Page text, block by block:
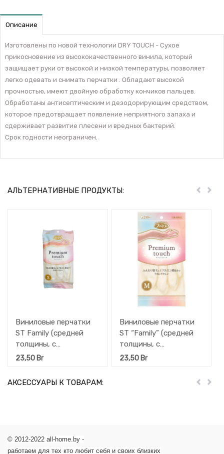
Описание
Изготовлены по новой технологии DRY TOUCH - Сухое
прикосновение из высококачественного винила, который
защищает руки от высокой и низкой температуры, позволяет
легко одевать и снимать перчатки . Обладают высокой
прочностью, имеют двойную обработку кончиков пальцев.
Обработаны антисептическим и дезодорирующим средством,
которое предотвращает появление неприятного запаха и
сдерживает развитие плесени и вредных бактерий.
Срок годности неограничен.
АЛЬТЕРНАТИВНЫЕ ПРОДУКТЫ: Пред
Виниловые перчатки
ST Family (средней
толщины, с
внутренним
кислотой) S
23,50 Br
Виниловые перчатки
ST “Family” (средней
толщины, с
внутренним
23,50Br
АКСЕССУАРЫ К ТОВАРАМ: Пред
© 2012-2022 all-home.by -
работаем для тех кто любит себя и своих близких